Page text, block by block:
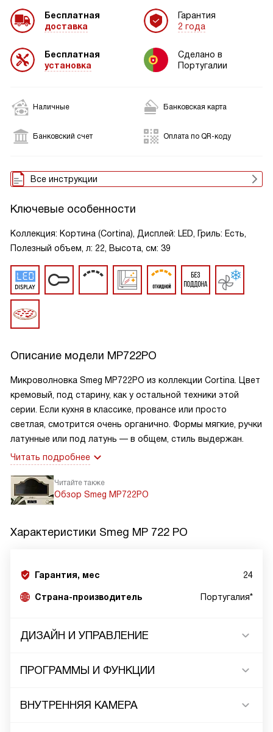
Бесплатная
доставка
Бесплатная
установка
Гарантия
2 года
Сделано в
Португалии
Наличные Банковская карта
Банковский счет Оплата по QR-коду
Все инструкции
Ключевые особенности
Коллекция: Кортина (Cortina), Дисплей: LED, Гриль: Есть,
Полезный объем, л: 22, Высота, см: 39
Описание модели MP722PO
Микроволновка Smeg MP722PO из коллекции Cortina. Цвет
кремовый, под старину, как у остальной техники этой
серии. Если кухня в классике, провансе или просто
светлая, смотрится очень органично. Формы мягкие, ручки
латунные или под латунь — в общем, стиль выдержан.
Читать подробнее
Читайте также
Обзор Smeg MP722PO
Характеристики Smeg MP 722 PO
Гарантия, мес 24
Страна-производитель Португалия*
ДИЗАЙН И УПРАВЛЕНИЕ
ПРОГРАММЫ И ФУНКЦИИ
ВНУТРЕННЯЯ КАМЕРА